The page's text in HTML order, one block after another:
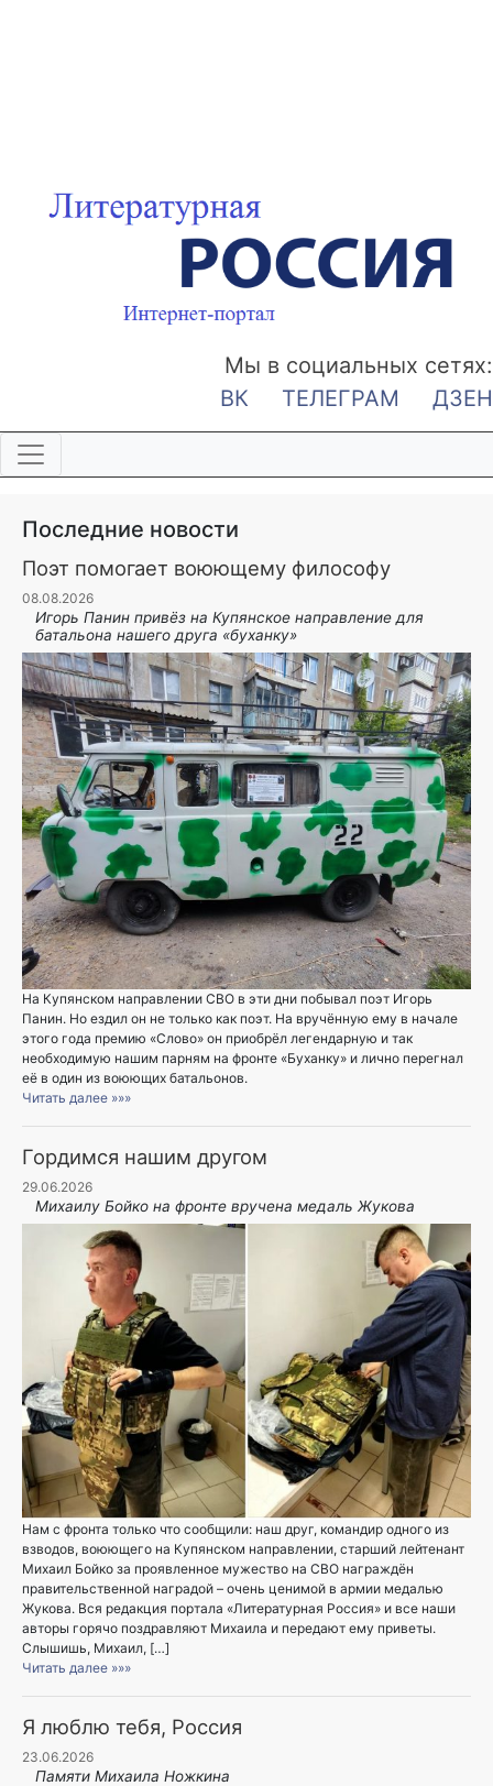
Мы в социальных сетях:
ВК
ТЕЛЕГРАМ ДЗЕН
Последние новости
Поэт помогает воюющему философу
08.08.2026
Игорь Панин привëз на Купянское направление для
батальона нашего друга «буханку»
На Купянском направлении СВО в эти дни побывал поэт Игорь
Панин. Но ездил он не только как поэт. На вручённую ему в начале
этого года премию «Слово» он приобрёл легендарную и так
необходимую нашим парням на фронте «Буханку» и лично перегнал
её в один из воюющих батальонов.
Читать далее »»»
Гордимся нашим другом
29.06.2026
Михаилу Бойко на фронте вручена медаль Жукова
Нам с фронта только что сообщили: наш друг, командир одного из
взводов, воюющего на Купянском направлении, старший лейтенант
Михаил Бойко за проявленное мужество на СВО награждён
правительственной наградой – очень ценимой в армии медалью
Жукова. Вся редакция портала «Литературная Россия» и все наши
авторы горячо поздравляют Михаила и передают ему приветы.
Слышишь, Михаил, […]
Читать далее »»»
Я люблю тебя, Россия
23.06.2026
Памяти Михаила Ножкина